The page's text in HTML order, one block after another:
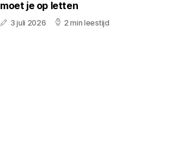
moet je op letten
3 juli 2026 2 min leestijd